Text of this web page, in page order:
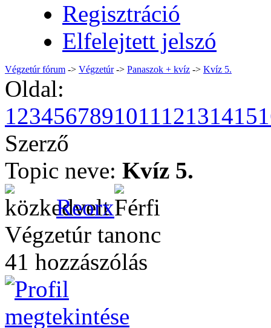
Regisztráció
Elfelejtett jelszó
Végzetúr fórum -> Végzetúr-> Panaszok + kvíz -> Kvíz 5.
Oldal:
123456789101112131415
Szerző
Topic neve: Kvíz 5.
Reorx
Végzetúr tanonc
41 hozzászólás